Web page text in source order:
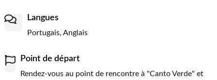
Langues
Portugais, Anglais
Point de départ
Rendez-vous au point de rencontre à "Canto Verde" et